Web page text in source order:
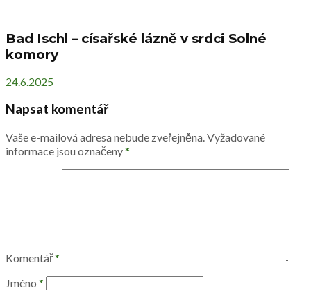
Bad Ischl – císařské lázně v srdci Solné
komory
24.6.2025
Napsat komentář
Vaše e-mailová adresa nebude zveřejněna.Vyžadované
informace jsou označeny*
Komentář*
Jméno *